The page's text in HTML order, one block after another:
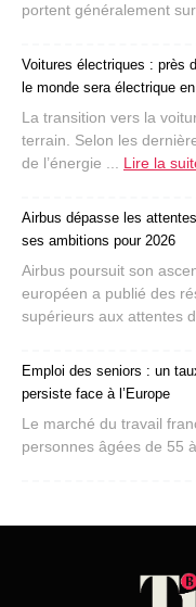
portent généralement sur
Voitures électriques : près
le monde sera électrique
La transition vers la
terrain. Selon les
de l’énergie ... Lire la
Airbus dépasse les
ses ambitions pour 2026
Airbus poursuit son
européen a publié des
supérieurs aux attentes
Emploi des seniors : un
persiste face à l’Europe
Le marché du travail
personnes âgées de 55